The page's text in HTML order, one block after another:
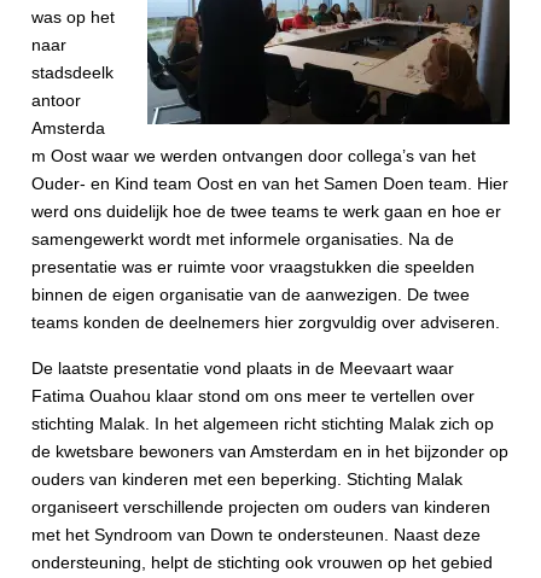
was op het
naar
stadsdeelk
antoor
Amsterda
m Oost waar we werden ontvangen door collega’s van het
Ouder- en Kind team Oost en van het Samen Doen team. Hier
werd ons duidelijk hoe de twee teams te werk gaan en hoe er
samengewerkt wordt met informele organisaties. Na de
presentatie was er ruimte voor vraagstukken die speelden
binnen de eigen organisatie van de aanwezigen. De twee
teams konden de deelnemers hier zorgvuldig over adviseren.
De laatste presentatie vond plaats in de Meevaart waar
Fatima Ouahou klaar stond om ons meer te vertellen over
stichting Malak. In het algemeen richt stichting Malak zich op
de kwetsbare bewoners van Amsterdam en in het bijzonder op
ouders van kinderen met een beperking. Stichting Malak
organiseert verschillende projecten om ouders van kinderen
met het Syndroom van Down te ondersteunen. Naast deze
ondersteuning, helpt de stichting ook vrouwen op het gebied